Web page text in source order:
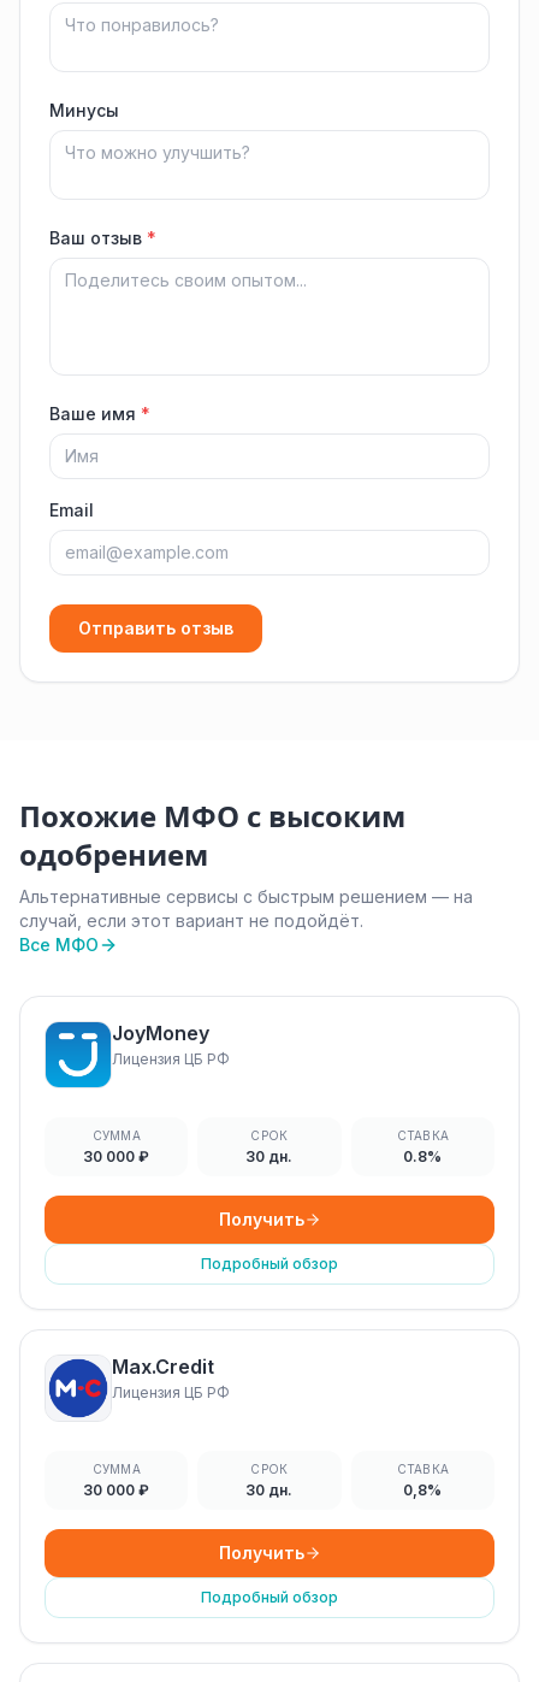
Минусы
Ваш отзыв *
Ваше имя *
Email
Отправить отзыв
Похожие МФО с высоким
одобрением
Альтернативные сервисы с быстрым решением — на
случай, если этот вариант не подойдёт.
Все МФО
JoyMoney
Лицензия ЦБ РФ
СУММА
30 000 ₽
СРОК
30 дн.
СТАВКА
0.8%
Получить
Подробный обзор
Max.Credit
Лицензия ЦБ РФ
СУММА
30 000 ₽
СРОК
30 дн.
СТАВКА
0,8%
Получить
Подробный обзор